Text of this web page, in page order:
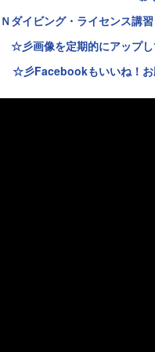
ダイビング・ライセンス講
☆彡画像を定期的にアップし
☆彡Facebookもいいね！お